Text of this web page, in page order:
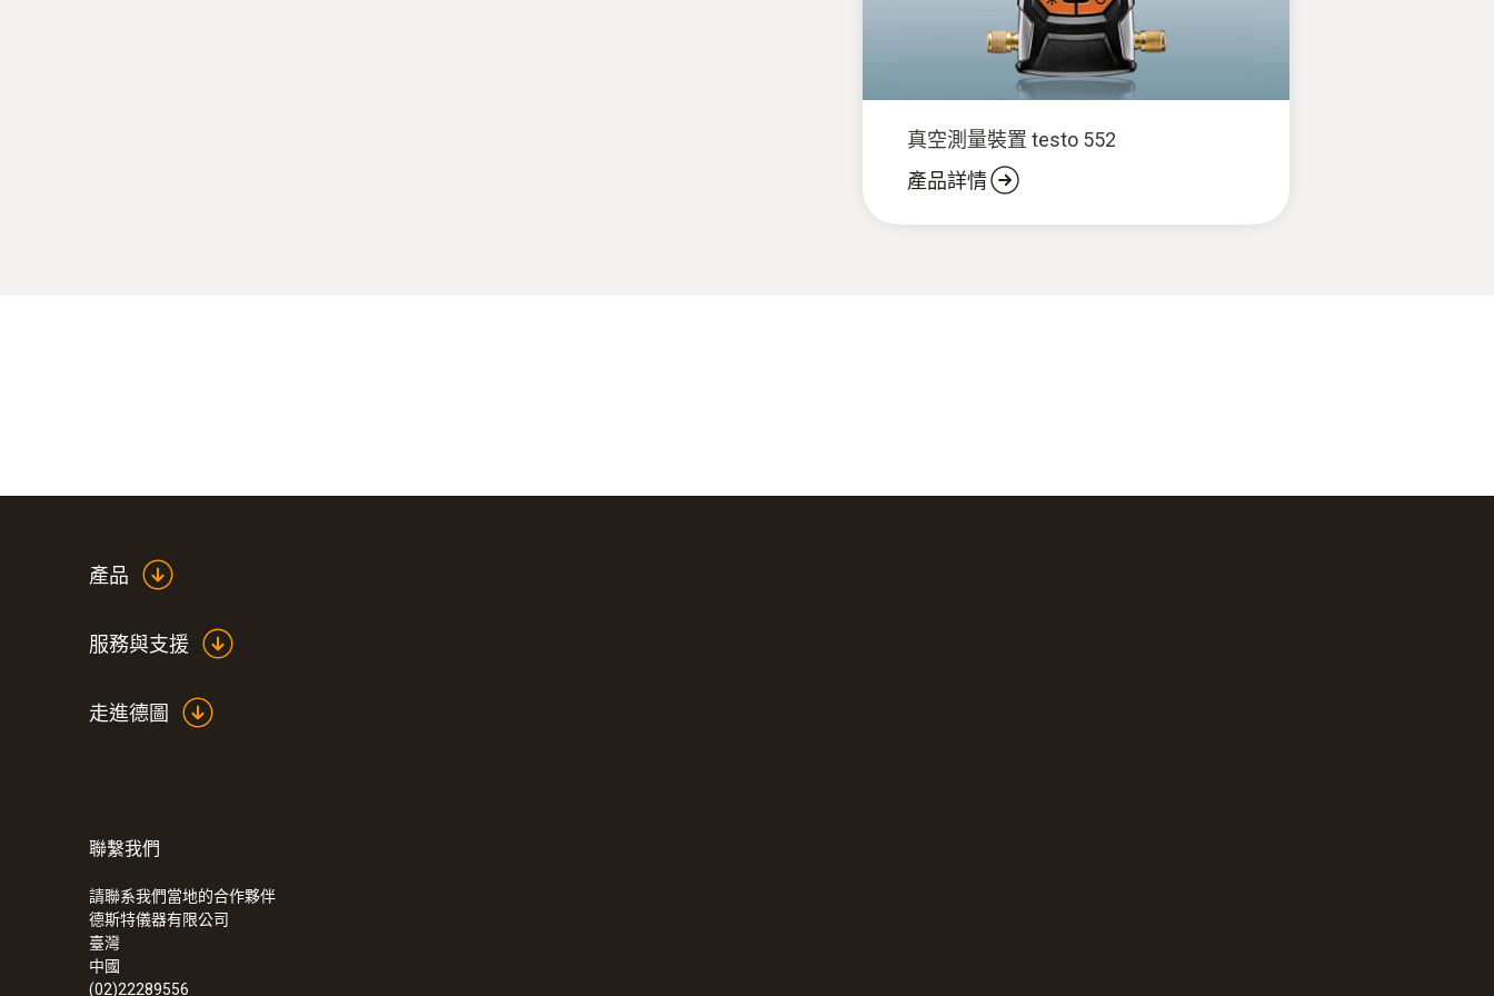
真空測量裝置 testo 552
產品詳情
產品
服務與支援
走進德圖
聯繫我們
請聯系我們當地的合作夥伴
德斯特儀器有限公司
臺灣
中國
(02)22289556